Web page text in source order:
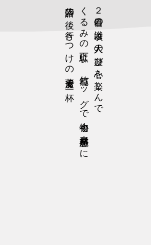
２着目の浴衣は大人の遊び心を楽しんで
くるみの下駄に、竹籠バッグで小物も素材感豊かに
落語の後、行きつけの蕎麦屋で一杯